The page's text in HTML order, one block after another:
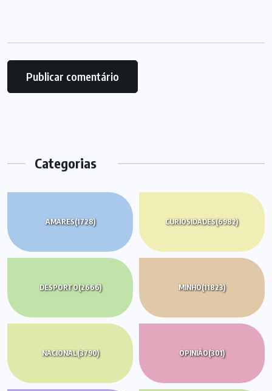
Categorias
AMARES(1728) CURIOSIDADES(6982)
DESPORTO(2666) MINHO(11823)
NACIONAL(3790) OPINIÃO(301)